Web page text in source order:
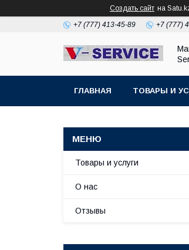
Создать сайт на
+7 (777) 413-45-89 +7 (777)
ГЛАВНАЯ ТОВАРЫ И
Товары и услуги
О нас
Отзывы